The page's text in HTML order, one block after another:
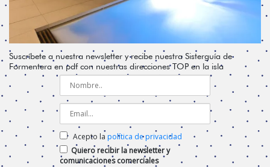
Suscríbete a nuestra newsletter y recibe nuestra Sisterguía de
Formentera en pdf con nuestras direcciones TOP en la isla
Acepto la política de privacidad
Quiero recibir la newsletter y
comunicaciones comerciales